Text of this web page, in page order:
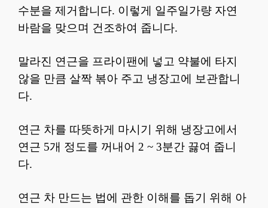
수분을 제거합니다. 이렇게 일주일가량 자연
바람을 맞으며 건조하여 줍니다.
말라진 연근을 프라이팬에 넣고 약불에 타지
않을 만큼 살짝 볶아 주고 냉장고에 보관합니
다.
연근 차를 따뜻하게 마시기 위해 냉장고에서
연근 5개 정도를 꺼내어 2 ~ 3분간 끓여 줍니
다.
연근 차 만드는 법에 관한 이해를 돕기 위해 아